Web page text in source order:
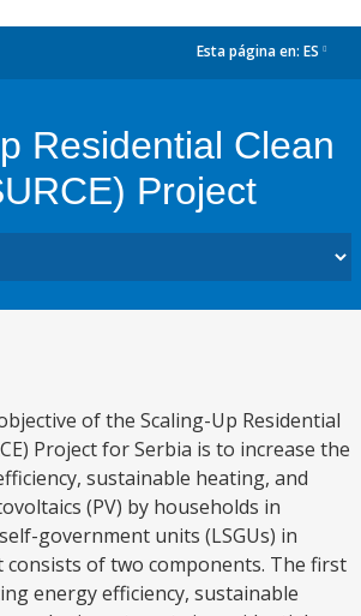
Esta página en: ES
Residential Clean
Project
of the Scaling-Up Residential
Project for Serbia is to increase the
sustainable heating, and
(PV) by households in
government units (LSGUs) in
consists of two components. The first
energy efficiency, sustainable